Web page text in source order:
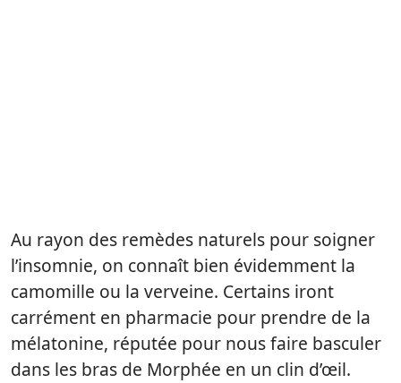
Au rayon des remèdes naturels pour soigner
l’insomnie, on connaît bien évidemment la
camomille ou la verveine. Certains iront
carrément en pharmacie pour prendre de la
mélatonine, réputée pour nous faire basculer
dans les bras de Morphée en un clin d’œil.